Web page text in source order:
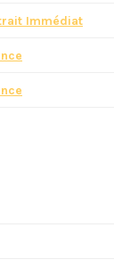
Immédiat